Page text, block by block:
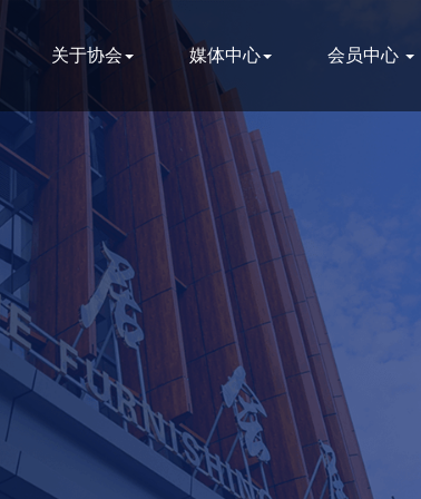
关于协会 媒体中心 会员中心